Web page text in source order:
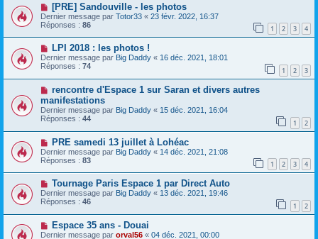
[PRE] Sandouville - les photos
Dernier message par Totor33 « 23 févr. 2022, 16:37
Réponses : 86 1 2 3 4
LPI 2018 : les photos !
Dernier message par Big Daddy « 16 déc. 2021, 18:01
Réponses : 74 1 2 3
rencontre d'Espace 1 sur Saran et divers autres
manifestations
Dernier message par Big Daddy « 15 déc. 2021, 16:04
Réponses : 44 1 2
PRE samedi 13 juillet à Lohéac
Dernier message par Big Daddy « 14 déc. 2021, 21:08
Réponses : 83 1 2 3 4
Tournage Paris Espace 1 par Direct Auto
Dernier message par Big Daddy « 13 déc. 2021, 19:46
Réponses : 46 1 2
Espace 35 ans - Douai
Dernier message par orval56 « 04 déc. 2021, 00:00